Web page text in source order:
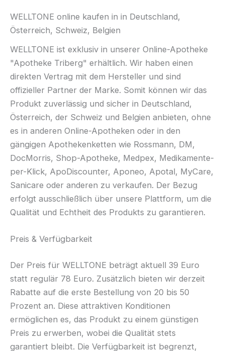
WELLTONE online kaufen in in Deutschland,
Österreich, Schweiz, Belgien
WELLTONE ist exklusiv in unserer Online-Apotheke
"Apotheke Triberg" erhältlich. Wir haben einen
direkten Vertrag mit dem Hersteller und sind
offizieller Partner der Marke. Somit können wir das
Produkt zuverlässig und sicher in Deutschland,
Österreich, der Schweiz und Belgien anbieten, ohne
es in anderen Online-Apotheken oder in den
gängigen Apothekenketten wie Rossmann, DM,
DocMorris, Shop-Apotheke, Medpex, Medikamente-
per-Klick, ApoDiscounter, Aponeo, Apotal, MyCare,
Sanicare oder anderen zu verkaufen. Der Bezug
erfolgt ausschließlich über unsere Plattform, um die
Qualität und Echtheit des Produkts zu garantieren.
Preis & Verfügbarkeit
Der Preis für WELLTONE beträgt aktuell 39 Euro
statt regulär 78 Euro. Zusätzlich bieten wir derzeit
Rabatte auf die erste Bestellung von 20 bis 50
Prozent an. Diese attraktiven Konditionen
ermöglichen es, das Produkt zu einem günstigen
Preis zu erwerben, wobei die Qualität stets
garantiert bleibt. Die Verfügbarkeit ist begrenzt,